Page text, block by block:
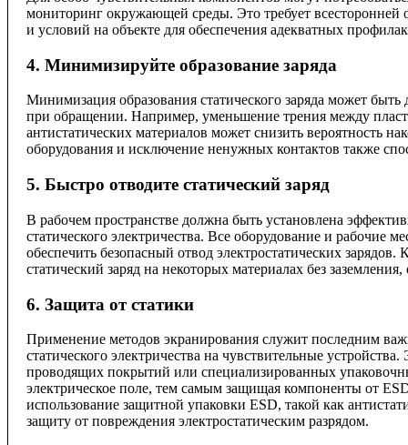
мониторинг окружающей среды. Это требует всесторонней
и условий на объекте для обеспечения адекватных
4. Минимизируйте образование заряда
Минимизация образования статического заряда может
при обращении. Например, уменьшение трения между
антистатических материалов может снизить вероятность
оборудования и исключение ненужных контактов также
5. Быстро отводите статический заряд
В рабочем пространстве должна быть установлена
статического электричества. Все оборудование и
обеспечить безопасный отвод электростатических
статический заряд на некоторых материалах без
6. Защита от статики
Применение методов экранирования служит последним
статического электричества на чувствительные
проводящих покрытий или специализированных
электрическое поле, тем самым защищая компоненты от
использование защитной упаковки ESD, такой как
защиту от повреждения электростатическим разрядом.